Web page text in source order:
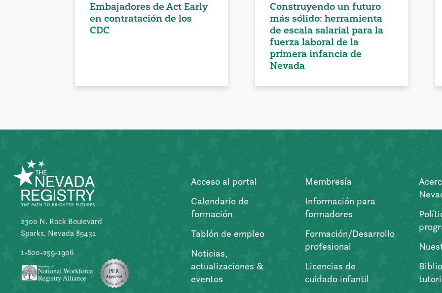
Embajadores de Act Early
en contratación de los
CDC
Construyendo un futuro
más sólido: herramienta
de escala salarial para la
fuerza laboral de la
primera infancia de
Nevada
2300 N. Rock Boulevard
Sparks, Nevada 89431
1-800-259-1906
Acceso al portal
Calendario de
formación
Tablón de empleo
Noticias,
actualizaciones &
eventos
Membresía
Información para
formadores
Formación/Desarrollo
profesional
Licencias de
cuidado infantil